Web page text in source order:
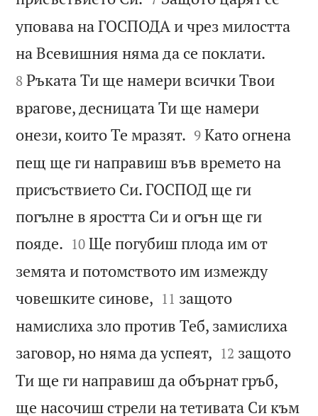
уповава на ГОСПОДА и чрез милостта
на Всевишния няма да се поклати.
8 Ръката Ти ще намери всички Твои
врагове, десницата Ти ще намери
онези, които Те мразят. 

9 Като огнена
пещ ще ги направиш във времето на
присъствието Си. ГОСПОД ще ги
погълне в яростта Си и огън ще ги
пояде. 

10 Ще погубиш плода им от
земята и потомството им измежду
човешките синове, 

11 защото
намислиха зло против Теб, замислиха
заговор, но няма да успеят, 

12 защото
Ти ще ги направиш да обърнат гръб,
ще насочиш стрели на тетивата Си към